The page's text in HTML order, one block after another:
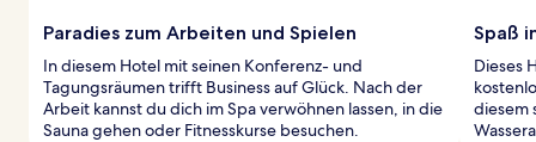
Paradies zum Arbeiten und Spielen
In diesem Hotel mit seinen Konferenz- und
Tagungsräumen trifft Business auf Glück. Nach der
Arbeit kannst du dich im Spa verwöhnen lassen, in die
Sauna gehen oder Fitnesskurse besuchen.
Spaß
Dieses
diesem